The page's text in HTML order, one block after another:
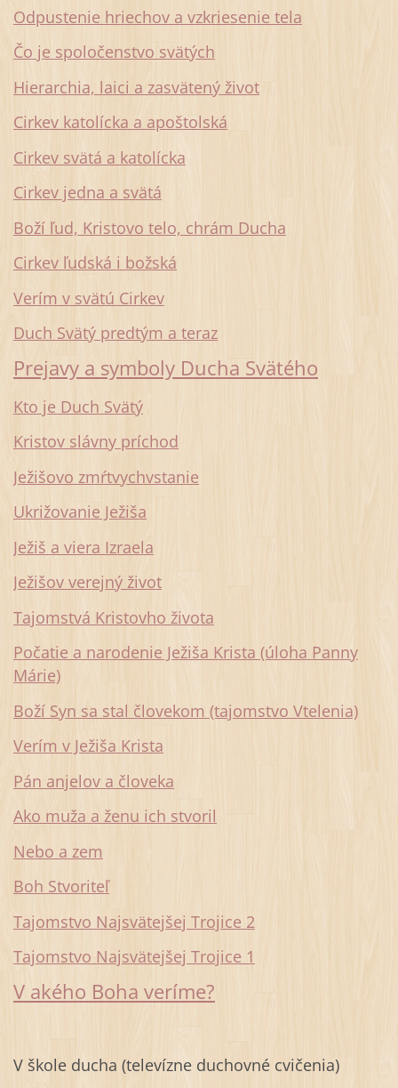
Odpustenie hriechov a vzkriesenie tela
Čo je spoločenstvo svätých
Hierarchia, laici a zasvätený život
Cirkev katolícka a apoštolská
Cirkev svätá a katolícka
Cirkev jedna a svätá
Boží ľud, Kristovo telo, chrám Ducha
Cirkev ľudská i božská
Verím v svätú Cirkev
Duch Svätý predtým a teraz
Prejavy a symboly Ducha Svätého
Kto je Duch Svätý
Kristov slávny príchod
Ježišovo zmŕtvychvstanie
Ukrižovanie Ježiša
Ježiš a viera Izraela
Ježišov verejný život
Tajomstvá Kristovho života
Počatie a narodenie Ježiša Krista (úloha Panny
Márie)
Boží Syn sa stal človekom (tajomstvo Vtelenia)
Verím v Ježiša Krista
Pán anjelov a človeka
Ako muža a ženu ich stvoril
Nebo a zem
Boh Stvoriteľ
Tajomstvo Najsvätejšej Trojice 2
Tajomstvo Najsvätejšej Trojice 1
V akého Boha veríme?
V škole ducha (televízne duchovné cvičenia)